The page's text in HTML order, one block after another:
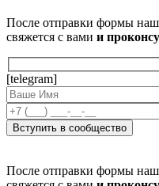
После отправки формы
свяжется с вами и
[telegram]
После отправки формы